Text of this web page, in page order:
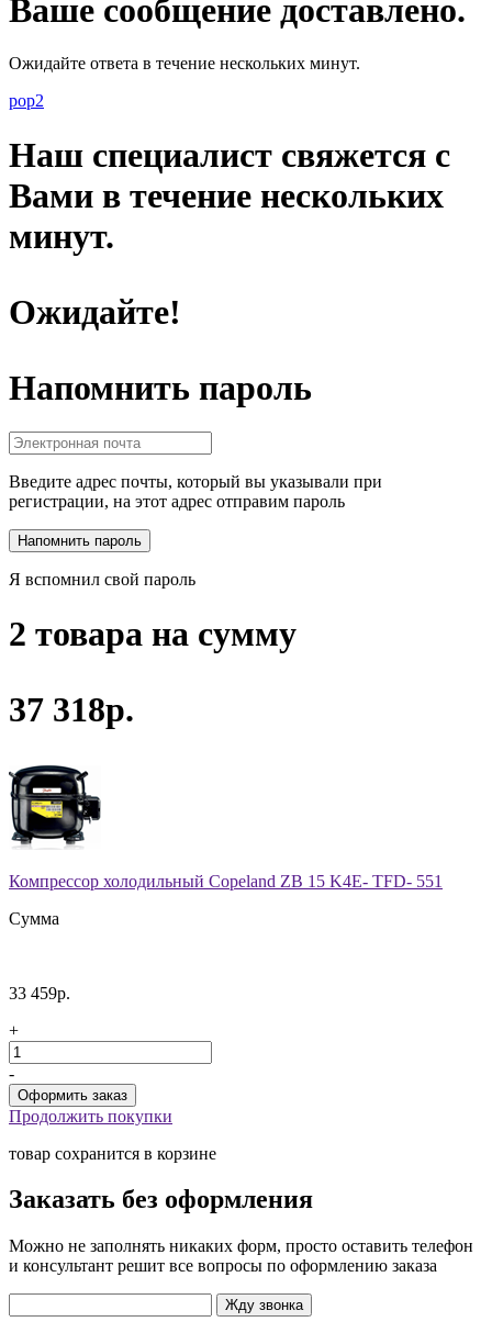
Ваше сообщение доставлено.
Ожидайте ответа в течение нескольких минут.
pop2
Наш специалист свяжется с
Вами в течение нескольких
минут.
Ожидайте!
Напомнить пароль
Введите адрес почты, который вы указывали при
регистрации, на этот адрес отправим пароль
Я вспомнил свой пароль
2 товара на сумму
37 318р.
Компрессор холодильный Copeland ZB 15 K4E- TFD- 551
Сумма
33 459р.
+
-
Продолжить покупки
товар сохранится в корзине
Заказать без оформления
Можно не заполнять никаких форм, просто оставить телефон
и консультант решит все вопросы по оформлению заказа